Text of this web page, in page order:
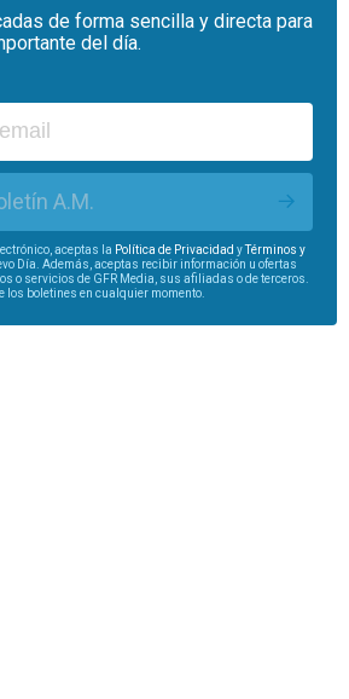
de forma sencilla y directa para
del día.
A.M.
aceptas la Política de Privacidad yTérminos y
Día. Además, aceptas recibir información u ofertas
o servicios de GFR Media, sus afiliadas o de terceros.
los boletines en cualquier momento.